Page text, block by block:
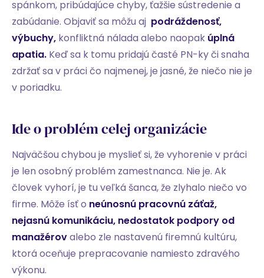
spánkom, pribúdajúce chyby, ťažšie sústredenie a
zabúdanie. Objaviť sa môžu aj podráždenosť,
výbuchy, konfliktná nálada alebo naopak úplná
apatia. Keď sa k tomu pridajú časté PN-ky či snaha
zdržať sa v práci čo najmenej, je jasné, že niečo nie je
v poriadku.
Ide o problém celej organizácie
Najväčšou chybou je myslieť si, že vyhorenie v práci
je len osobný problém zamestnanca. Nie je. Ak
človek vyhorí, je tu veľká šanca, že zlyhalo niečo vo
firme. Môže ísť o neúnosnú pracovnú záťaž,
nejasnú komunikáciu, nedostatok podpory od
manažérovalebo zle nastavenú firemnú kultúru,
ktorá oceňuje prepracovanie namiesto zdravého
výkonu.